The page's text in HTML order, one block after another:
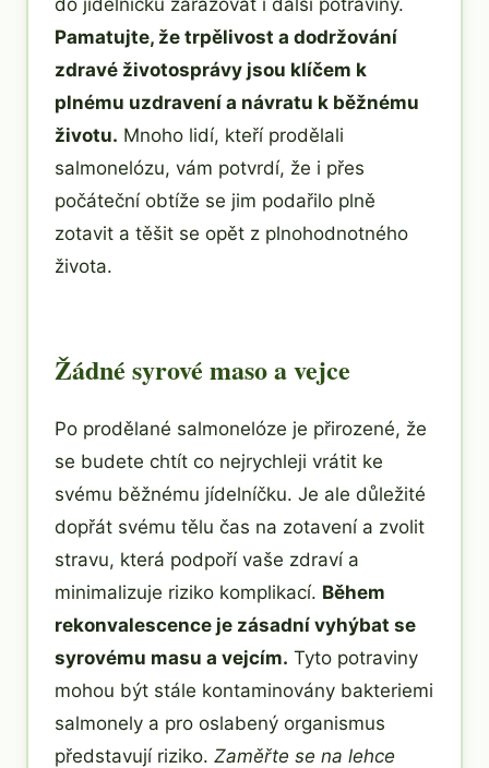
do jídelníčku zařazovat i další potraviny.
Pamatujte, že trpělivost a dodržování
zdravé životosprávy jsou klíčem k
plnému uzdravení a návratu k běžnému
životu. Mnoho lidí, kteří prodělali
salmonelózu, vám potvrdí, že i přes
počáteční obtíže se jim podařilo plně
zotavit a těšit se opět z plnohodnotného
života.
Žádné syrové maso a vejce
Po prodělané salmonelóze je přirozené, že
se budete chtít co nejrychleji vrátit ke
svému běžnému jídelníčku. Je ale důležité
dopřát svému tělu čas na zotavení a zvolit
stravu, která podpoří vaše zdraví a
minimalizuje riziko komplikací. Během
rekonvalescence je zásadní vyhýbat se
syrovému masu a vejcím. Tyto potraviny
mohou být stále kontaminovány bakteriemi
salmonely a pro oslabený organismus
představují riziko. Zaměřte se na lehce